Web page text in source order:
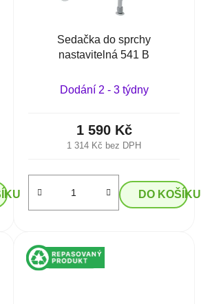
Sedačka do sprchy
nastavitelná 541 B
Dodání 2 - 3 týdny
1 314 Kč bez DPH
1 590 Kč
DO KOŠÍKU